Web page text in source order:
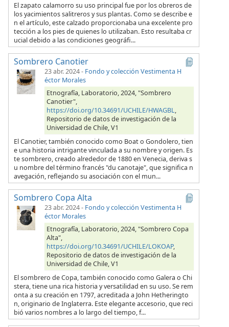
El zapato calamorro su uso principal fue por los obreros de
los yacimientos salitreros y sus plantas. Como se describe e
n el artículo, este calzado proporcionaba una excelente pro
tección a los pies de quienes lo utilizaban. Esto resultaba cr
ucial debido a las condiciones geográfi...
Sombrero Canotier
23 abr. 2024- Fondo y colección Vestimenta H
éctor Morales
Etnografía, Laboratorio, 2024, "Sombrero
Canotier",
https://doi.org/10.34691/UCHILE/HWAGBL,
Repositorio de datos de investigación de la
Universidad de Chile, V1
El Canotier, también conocido como Boat o Gondolero, tien
e una historia intrigante vinculada a su nombre y origen. Es
te sombrero, creado alrededor de 1880 en Venecia, deriva s
u nombre del término francés "du canotaje", que significa n
avegación, reflejando su asociación con el mun...
Sombrero Copa Alta
23 abr. 2024- Fondo y colección Vestimenta H
éctor Morales
Etnografía, Laboratorio, 2024, "Sombrero Copa
Alta",
https://doi.org/10.34691/UCHILE/LOKOAP,
Repositorio de datos de investigación de la
Universidad de Chile, V1
El sombrero de Copa, también conocido como Galera o Chi
stera, tiene una rica historia y versatilidad en su uso. Se rem
onta a su creación en 1797, acreditada a John Hetheringto
n, originario de Inglaterra. Este elegante accesorio, que reci
bió varios nombres a lo largo del tiempo, f...